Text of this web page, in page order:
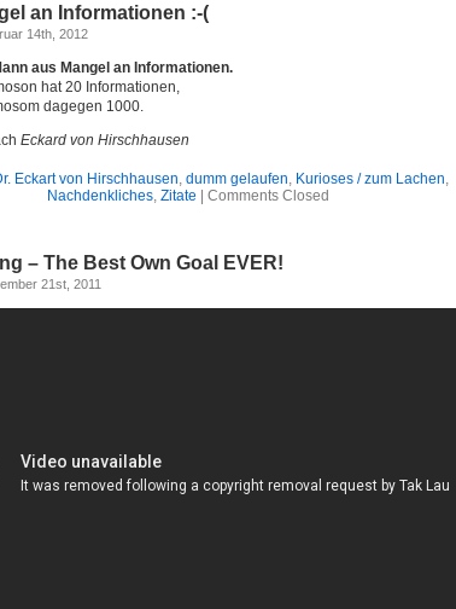
an Informationen :-(
14th, 2012
aus Mangel an Informationen.
hat 20 Informationen,
dagegen 1000.
Eckard von Hirschhausen
Eckart von Hirschhausen, dumm gelaufen, Kurioses / zum Lachen,
Nachdenkliches, Zitate Comments Closed
– The Best Own Goal EVER!
21st, 2011